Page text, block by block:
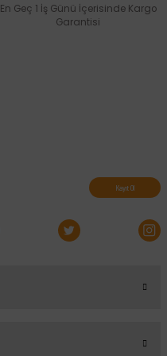
En Geç 1 İş Günü İçerisinde Kargo
Garantisi
Kayıt Ol